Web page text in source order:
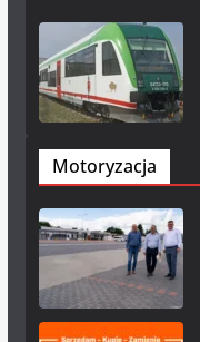
Motoryzacja